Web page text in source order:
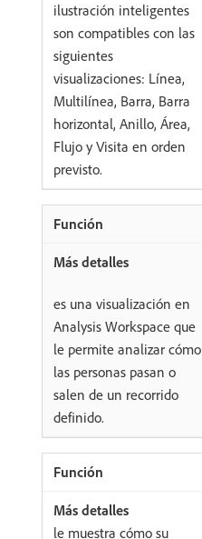
ilustración inteligentes
son compatibles con las
siguientes
visualizaciones: Línea,
Multilínea, Barra, Barra
horizontal, Anillo, Área,
Flujo y Visita en orden
previsto.
es una visualización en
Analysis Workspace que
le permite analizar cómo
las personas pasan o
salen de un recorrido
definido.
le muestra cómo su